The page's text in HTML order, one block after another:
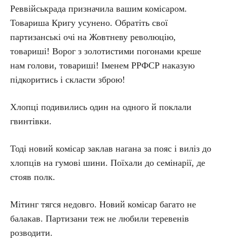
Реввійськрада призначила вашим комісаром.
Товариша Кригу усунено. Обратіть свої
партизанські очі на Жовтневу революцію,
товариші! Ворог з золотистими погонами креше
нам голови, товариші! Іменем РРФСР наказую
підкоритись і скласти зброю!
Хлопці подивились один на одного й поклали
гвинтівки.
Тоді новий комісар заклав нагана за пояс і виліз до
хлопців на гумові шини. Поїхали до семінарії, де
стояв полк.
Мітинг тягся недовго. Новий комісар багато не
балакав. Партизани теж не любили теревенів
розводити.